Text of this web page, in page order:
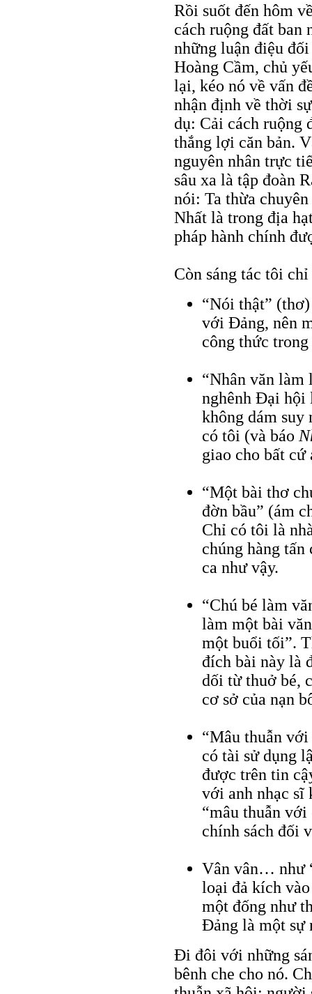
Rồi suốt đến hôm
cách ruộng đất ban
những luận điệu
Hoàng Cầm, chủ
lại, kéo nó về vấn
nhận định về thời
dụ: Cải cách ruộng
thắng lợi căn bản.
nguyên nhân trực
sâu xa là tập đoàn
nói: Ta thừa
Nhất là trong địa
pháp hành chính
Còn sáng tác tôi
“Nói thật”
với Đảng, nên
công thức
“Nhân văn làm
nghênh Đại hội
không dám suy
có tôi (và báo
giao cho bất
“Một bài thơ
đờn bầu” (ám
Chỉ có tôi là
chúng hàng
ca như vậy.
“Chú bé làm
làm một bài
một buổi tối”.
đích bài này là
dối từ thuở bé,
cơ sở của nạn
“Mâu thuẫn
có tài sử dụng
được trên tin
với anh nhạc
“mâu thuẫn
chính sách đối
Vân vân… như
loại đả kích
một đống như
Đảng là một sự
Đi đôi với những
bênh che cho nó.